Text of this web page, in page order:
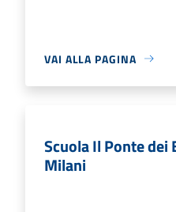
VAI ALLA PAGINA
Scuola Il Ponte dei
Milani